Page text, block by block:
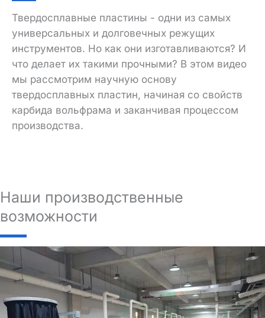
Твердосплавные пластины - одни из самых
универсальных и долговечных режущих
инструментов. Но как они изготавливаются? И
что делает их такими прочными? В этом видео
мы рассмотрим научную основу
твердосплавных пластин, начиная со свойств
карбида вольфрама и заканчивая процессом
производства.
Наши производственные
возможности